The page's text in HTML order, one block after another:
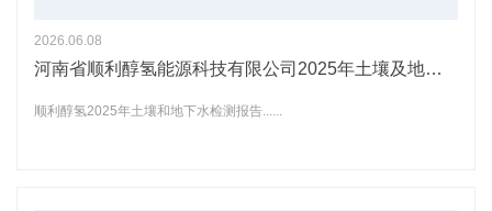
2026.06.08
河南省顺利醇氢能源科技有限公司2025年土壤及地下水自行监测情况公示
顺利醇氢2025年土壤和地下水检测报告......